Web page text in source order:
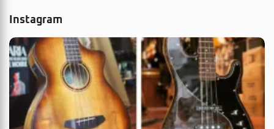
Instagram